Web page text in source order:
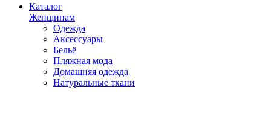
Каталог
Женщинам
Одежда
Аксессуары
Бельё
Пляжная мода
Домашняя одежда
Натуральные ткани